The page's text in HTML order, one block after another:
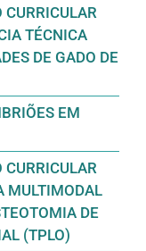
CURRICULAR
TÉCNICA
DE GADO DE
EM
CURRICULAR
MULTIMODAL
DE
(TPLO)